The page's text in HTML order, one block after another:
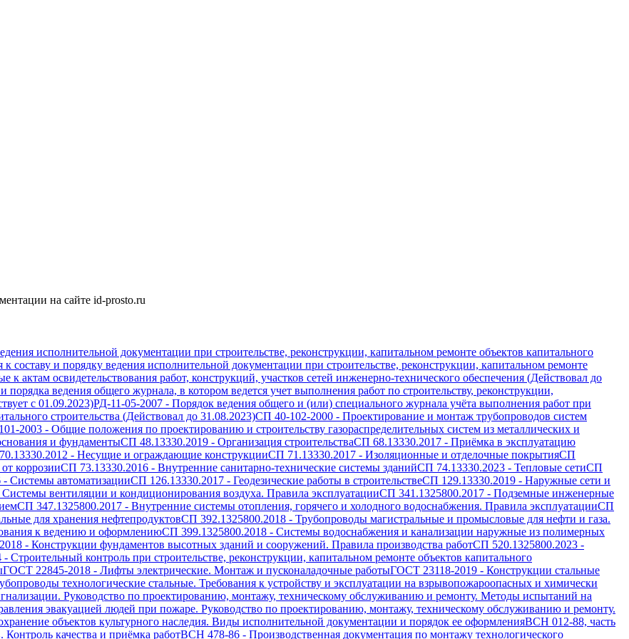
на сайте id-prosto.ru
исполнительной документации при строительстве, реконструкции, капитальном ремонте объектов капитального
к составу и порядку ведения исполнительной документации при строительстве, реконструкции, капитальном ремонте
к актам освидетельствования работ, конструкций, участков сетей инженерно-технического обеспечения (Действовал до
ведения общего журнала, в котором ведется учет выполнения работ по строительству, реконструкции,
с 01.09.2023)РД-11-05-2007 - Порядок ведения общего и (или) специального журнала учёта выполнения работ при
строительства (Действовал до 31.08.2023)СП 40-102-2000 - Проектирование и монтаж трубопроводов систем
2003 - Общие положения по проектированию и строительству газораспределительных систем из металлических и
и фундаментыСП 48.13330.2019 - Организация строительстваСП 68.13330.2017 - Приёмка в эксплуатацию
- Несущие и ограждающие конструкцииСП 71.13330.2017 - Изоляционные и отделочные покрытияСП
коррозииСП 73.13330.2016 - Внутренние санитарно-технические системы зданийСП 74.13330.2023 - Тепловые сетиСП
- Системы автоматизацииСП 126.13330.2017 - Геодезические работы в строительствеСП 129.13330.2019 - Наружные сети и
Системы вентиляции и кондиционирования воздуха. Правила эксплуатацииСП 341.1325800.2017 - Подземные инженерные
СП 347.1325800.2017 - Внутренние системы отопления, горячего и холодного водоснабжения. Правила эксплуатацииСП
для хранения нефтепродуктовСП 392.1325800.2018 - Трубопроводы магистральные и промысловые для нефти и газа.
к ведению и оформлениюСП 399.1325800.2018 - Системы водоснабжения и канализации наружные из полимерных
- Конструкции фундаментов высотных зданий и сооружений. Правила производства работСП 520.1325800.2023 -
- Строительный контроль при строительстве, реконструкции, капитальном ремонте объектов капитального
ГОСТ 22845-2018 - Лифты электрические. Монтаж и пусконаладочные работыГОСТ 23118-2019 - Конструкции стальные
технологические стальные. Требования к устройству и эксплуатации на взрывопожароопасных и химически
Руководство по проектированию, монтажу, техническому обслуживанию и ремонту. Методы испытаний на
эвакуацией людей при пожаре. Руководство по проектированию, монтажу, техническому обслуживанию и ремонту.
объектов культурного наследия. Виды исполнительной документации и порядок ее оформленияВСН 012-88, часть
качества и приёмка работВСН 478-86 - Производственная документация по монтажу технологического